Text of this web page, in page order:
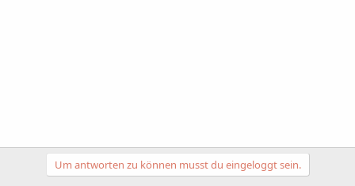
Um antworten zu können musst du eingeloggt sein.